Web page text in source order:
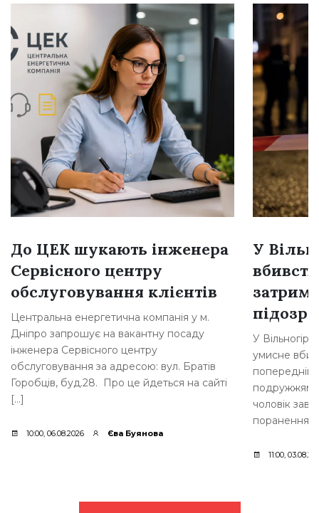
До ЦЕК шукають інженера
Сервісного центру
обслуговування клієнтів
Центральна енергетична компанія у м.
Дніпро запрошує на вакантну посаду
інженера Сервісного центру
обслуговування за адресою: вул. Братів
Горобців, буд.28. Про це йдеться на сайті
[…]
10:00, 06.08.2026 Єва Буянова
У
У
умисне
подружжям
чоловік
поранення.
11:00,